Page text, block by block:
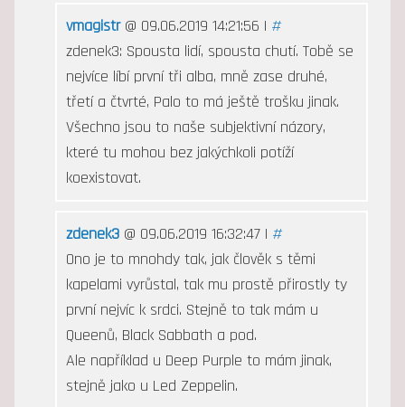
vmagistr@ 09.06.2019 14:21:56 | #
zdenek3: Spousta lidí, spousta chutí. Tobě se
nejvíce líbí první tři alba, mně zase druhé,
třetí a čtvrté, Palo to má ještě trošku jinak.
Všechno jsou to naše subjektivní názory,
které tu mohou bez jakýchkoli potíží
koexistovat.
zdenek3@ 09.06.2019 16:32:47 | #
Ono je to mnohdy tak, jak člověk s těmi
kapelami vyrůstal, tak mu prostě přirostly ty
první nejvíc k srdci. Stejně to tak mám u
Queenů, Black Sabbath a pod.
Ale například u Deep Purple to mám jinak,
stejně jako u Led Zeppelin.